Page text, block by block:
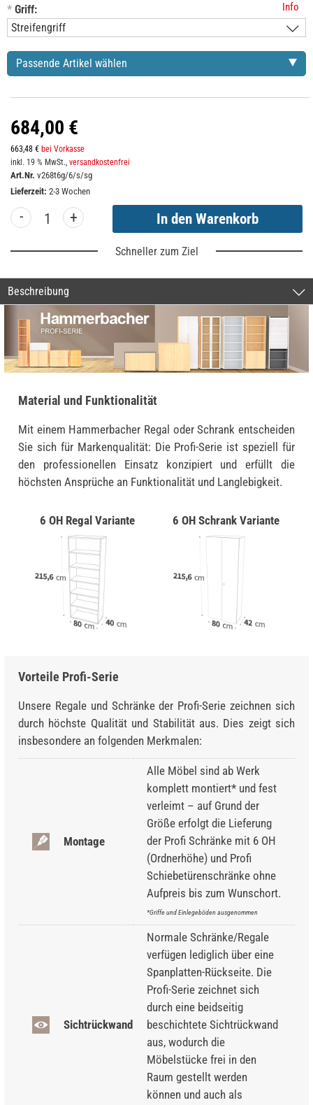
* Griff: Info
Passende Artikel wählen
684,00 €
663,48 € bei Vorkasse
inkl. 19 % MwSt., versandkostenfrei
Art.Nr. v268t6g/6/s/sg
Lieferzeit: 2-3 Wochen
- +
Schneller zum Ziel
Beschreibung
Material und Funktionalität
Mit einem Hammerbacher Regal oder Schrank entscheiden
Sie sich für Markenqualität: Die Profi-Serie ist speziell für
den professionellen Einsatz konzipiert und erfüllt die
höchsten Ansprüche an Funktionalität und Langlebigkeit.
6 OH Regal Variante 6 OH Schrank Variante
Vorteile Profi-Serie
Unsere Regale und Schränke der Profi-Serie zeichnen sich
durch höchste Qualität und Stabilität aus. Dies zeigt sich
insbesondere an folgenden Merkmalen:
Montage
Alle Möbel sind ab Werk
komplett montiert* und fest
verleimt – auf Grund der
Größe erfolgt die Lieferung
der Profi Schränke mit 6 OH
(Ordnerhöhe) und Profi
Schiebetürenschränke ohne
Aufpreis bis zum Wunschort.
*Griffe und Einlegeböden ausgenommen
Sichtrückwand
Normale Schränke/Regale
verfügen lediglich über eine
Spanplatten-Rückseite. Die
Profi-Serie zeichnet sich
durch eine beidseitig
beschichtete Sichtrückwand
aus, wodurch die
Möbelstücke frei in den
Raum gestellt werden
können und auch als